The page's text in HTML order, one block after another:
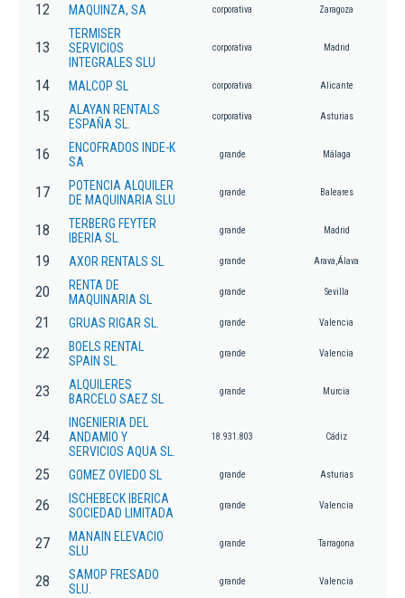
12 MAQUINZA, SA corporativa Zaragoza
13
TERMISER
SERVICIOS
INTEGRALES SLU
corporativa Madrid
14 MALCOP SL corporativa Alicante
15
ALAYAN RENTALS
ESPAÑA SL.
corporativa Asturias
16
ENCOFRADOS INDE-K
SA
grande Málaga
17
POTENCIA ALQUILER
DE MAQUINARIA SLU
grande Baleares
18
TERBERG FEYTER
IBERIA SL.
grande Madrid
19 AXOR RENTALS SL grande Arava,Álava
20
RENTA DE
MAQUINARIA SL
grande Sevilla
21 GRUAS RIGAR SL. grande Valencia
22
BOELS RENTAL
SPAIN SL.
grande Valencia
23
ALQUILERES
BARCELO SAEZ SL
grande Murcia
24
INGENIERIA DEL
ANDAMIO Y
SERVICIOS AQUA SL.
18.931.803 Cádiz
25 GOMEZ OVIEDO SL grande Asturias
26
ISCHEBECK IBERICA
SOCIEDAD LIMITADA
grande Valencia
27
MANAIN ELEVACIO
SLU
grande Tarragona
28
SAMOP FRESADO
SLU.
grande Valencia